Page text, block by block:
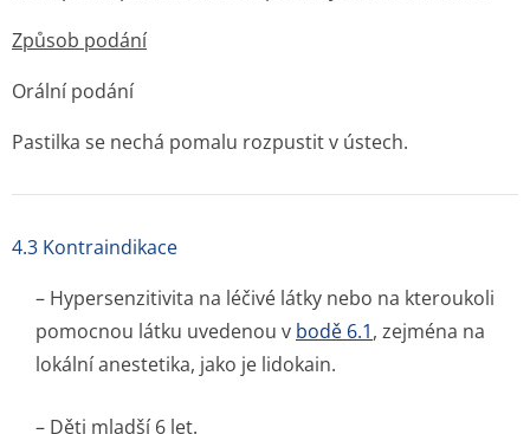
Způsob podání
Orální podání
Pastilka se nechá pomalu rozpustit v ústech.
4.3 Kontraindikace
– Hypersenzitivita na léčivé látky nebo na kteroukoli
pomocnou látku uvedenou v bodě 6.1, zejména na
lokální anestetika, jako je lidokain.
– Děti mladší 6 let.